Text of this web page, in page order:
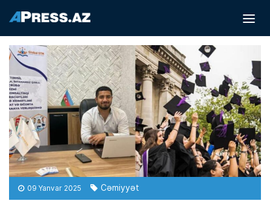
09 Yanvar 2025 Cəmiyyət